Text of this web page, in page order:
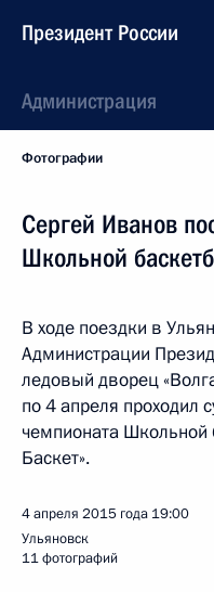
Президент России
Администрация
Фотографии
Сергей Иванов
Школьной
В ходе поездки в
Администрации
ледовый дворец
по 4 апреля проходил
чемпионата Школьной
Баскет».
4 апреля 2015 года 19:00
Ульяновск
11 фотографий